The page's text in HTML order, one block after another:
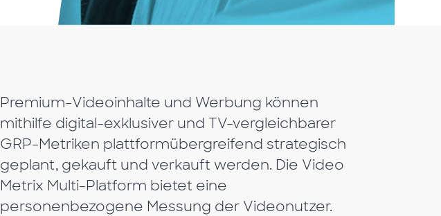
Premium-Videoinhalte und Werbung können
mithilfe digital-exklusiver und TV-vergleichbarer
GRP-Metriken plattformübergreifend strategisch
geplant, gekauft und verkauft werden. Die Video
Metrix Multi-Platform bietet eine
personenbezogene Messung der Videonutzer.